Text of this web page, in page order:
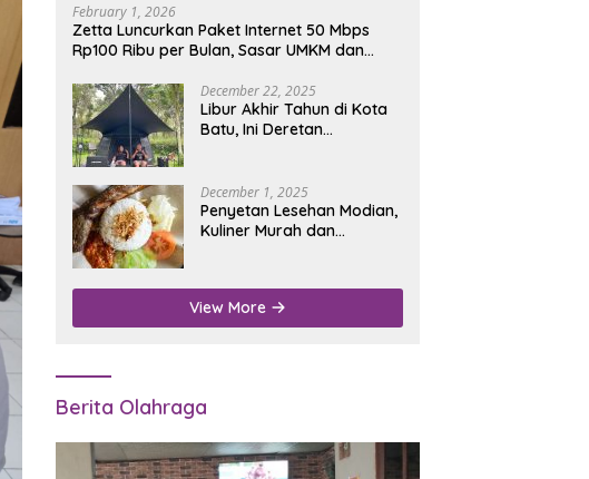
February 1, 2026
Zetta Luncurkan Paket Internet 50 Mbps
Rp100 Ribu per Bulan, Sasar UMKM dan
December 22, 2025
Libur Akhir Tahun di Kota
Batu, Ini Deretan
December 1, 2025
Penyetan Lesehan Modian,
Kuliner Murah dan
Nganjuk
View More
Berita Olahraga